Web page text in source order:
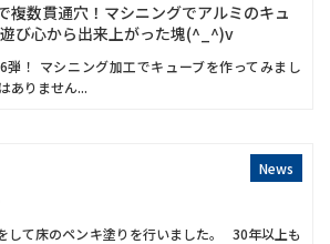
複数貫通穴！マシニングでアルミのキュ
び心から出来上がった塊(^_^)v
弾！ マシニング加工でキューブを作ってみまし
ありません...
News
して床のペンキ塗りを行いました。 30年以上も